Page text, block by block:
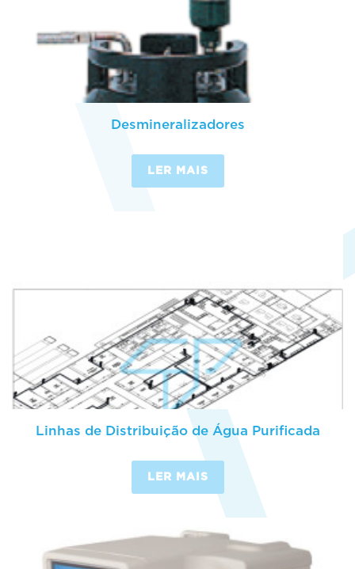
Desmineralizadores
LER MAIS
Linhas de Distribuição de Água Purificada
LER MAIS